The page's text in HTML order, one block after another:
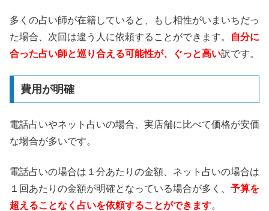
多くの占い師が在籍していると、もし相性がいまいちだっ
た場合、次回は違う人に依頼することができます。
自分に
合った占い師と巡り合える可能性が、ぐっと高い訳です。
費用が明確
電話占いやネット占いの場合、実店舗に比べて価格が安価
な場合が多いです。
電話占いの場合は１分あたりの金額、ネット占いの場合は
１回あたりの金額が明確となっている場合が多く、 予算を
超えることなく占いを依頼することができます。